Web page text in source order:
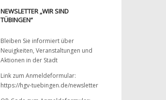
NEWSLETTER „WIR SIND
TÜBINGEN“
Bleiben Sie informiert über
Neuigkeiten, Veranstaltungen und
Aktionen in der Stadt
Link zum Anmeldeformular:
https://hgv-tuebingen.de/newsletter